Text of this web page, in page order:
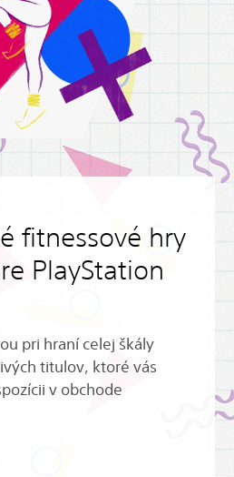
fitnessové hry
PlayStation
pri hraní celej škály
titulov, ktoré vás
v obchode